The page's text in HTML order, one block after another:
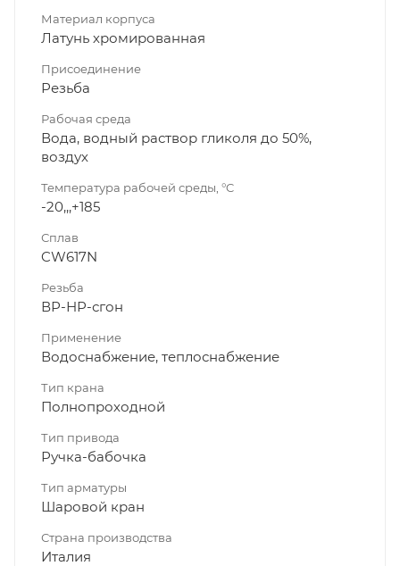
Материал корпуса
Латунь хромированная
Присоединение
Резьба
Рабочая среда
Вода, водный раствор гликоля до 50%,
воздух
Температура рабочей среды, °C
-20,,,+185
Сплав
CW617N
Резьба
ВР-НР-сгон
Применение
Водоснабжение, теплоснабжение
Тип крана
Полнопроходной
Тип привода
Ручка-бабочка
Тип арматуры
Шаровой кран
Страна производства
Италия